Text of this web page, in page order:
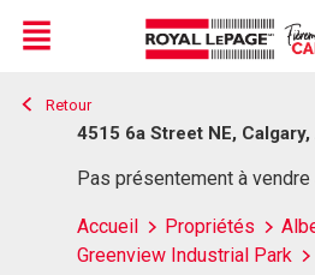
Live
En Direct
Menu
Retour
4515 6a Street NE, Calgary,
Pas présentement à
Accueil Propriétés
Greenview Industrial Park